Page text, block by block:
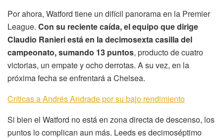
Por ahora, Watford tiene un difícil panorama en la Premier
League. Con su reciente caída, el equipo que dirige
Claudio Ranieri está en la decimosexta casilla del
campeonato, sumando 13 puntos, producto de cuatro
victorias, un empate y ocho derrotas. A su vez, en la
próxima fecha se enfrentará a Chelsea.
Críticas a Andrés Andrade por su bajo rendimiento
Si bien el Watford no está en zona directa de descenso, los
puntos lo complican aun más. Leeds es decimoséptimo